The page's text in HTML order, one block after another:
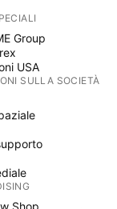
Group
USA
SULLA SOCIETÀ
Shop